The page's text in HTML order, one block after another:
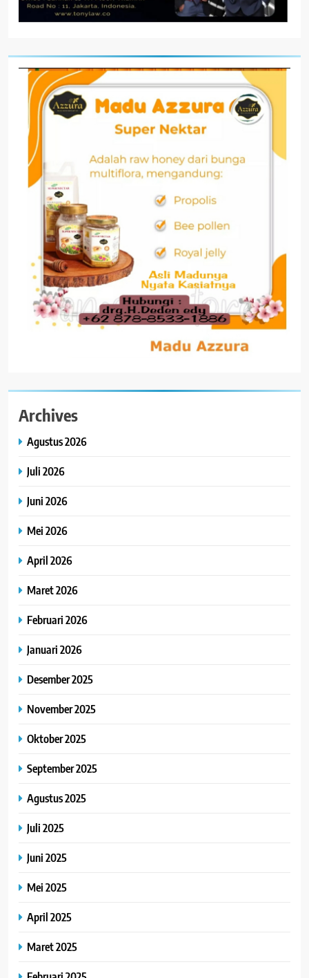
Archives
Agustus 2026
Juli 2026
Juni 2026
Mei 2026
April 2026
Maret 2026
Februari 2026
Januari 2026
Desember 2025
November 2025
Oktober 2025
September 2025
Agustus 2025
Juli 2025
Juni 2025
Mei 2025
April 2025
Maret 2025